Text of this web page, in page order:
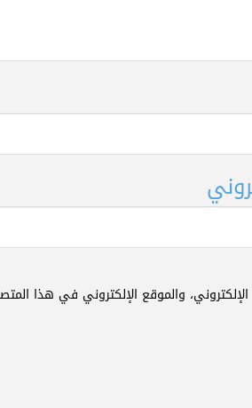
والموقع الإلكتروني في هذا